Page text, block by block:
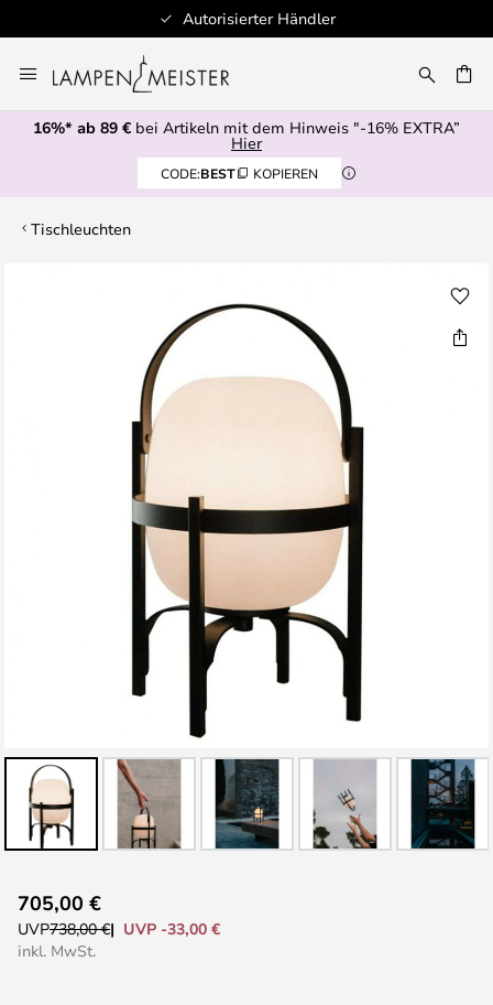
Autorisierter Händler
Inhalt
springen
16%* ab 89 € bei Artikeln mit dem Hinweis "-16% EXTRA”
Hier
CODE:BEST KOPIEREN
Tischleuchten
Anfang
der
705,00 €
UVP738,00 €
UVP -33,00 €
inkl. MwSt.